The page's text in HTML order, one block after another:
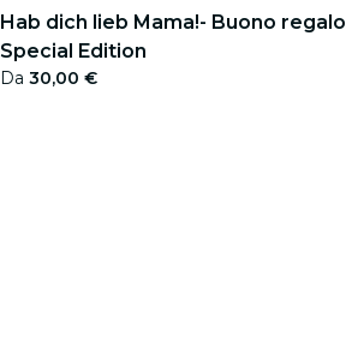
Hab dich lieb Mama!- Buono regalo
Special Edition
Da 30,00 €